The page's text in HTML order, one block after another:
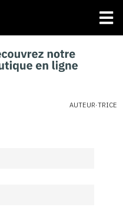
AUTEUR·TRICE